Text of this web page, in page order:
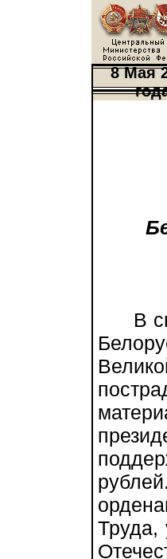
8 Мая
В
Труда,